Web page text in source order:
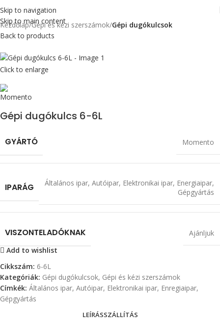
Skip to navigation
Skip to main content
Kezdőlap Gépi és kézi szerszámok Gépi dugókulcsok
Back to products
Click to enlarge
Gépi dugókulcs 6-6L
GYÁRTÓ Momento
IPARÁG Általános ipar, Autóipar, Elektronikai ipar, Energiaipar,
Gépgyártás
VISZONTELADÓKNAK
Ajánljuk
Add to wishlist
Cikkszám: 6-6L
Kategóriák: Gépi dugókulcsok, Gépi és kézi szerszámok
Címkék: Általános ipar, Autóipar, Elektronikai ipar, Enregiaipar,
Gépgyártás
LEÍRÁSSZÁLLÍTÁS